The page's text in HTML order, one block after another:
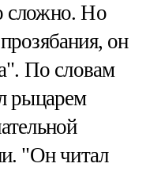
сложно. Но
он
По словам
рыцарем
"Он читал